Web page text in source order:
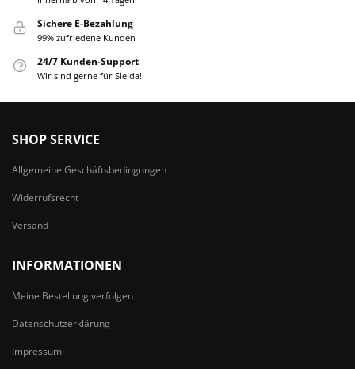
Sichere E-Bezahlung
99% zufriedene Kunden
24/7 Kunden-Support
Wir sind gerne für Sie da!
SHOP SERVICE
Allgemeine Geschäftsbedingungen
Widerrufsrecht
Versand
INFORMATIONEN
Meine Bestellung verfolgen
Datenschutzerklärung
Impressum